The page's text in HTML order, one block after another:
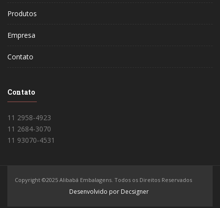
Produtos
Empresa
Contato
Contato
11 2958-4923
11 2684-3070
11 93070-4531
Copyright ©2025 Alibabá Embalagens. Todos os Direitos Reservados
Desenvolvido por Decsigner